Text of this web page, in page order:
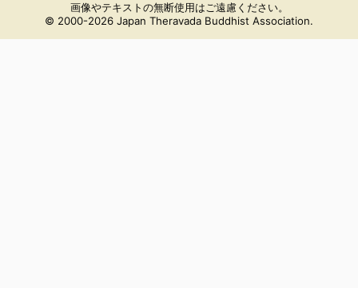
画像やテキストの無断使用はご遠慮ください。
© 2000-2026 Japan Theravada Buddhist Association.